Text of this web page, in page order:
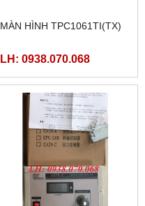
MÀN HÌNH TPC1061TI(TX)
LH: 0938.070.068